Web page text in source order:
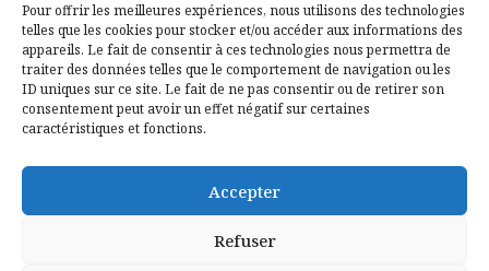
Pour offrir les meilleures expériences, nous utilisons des technologies
telles que les cookies pour stocker et/ou accéder aux informations des
appareils. Le fait de consentir à ces technologies nous permettra de
traiter des données telles que le comportement de navigation ou les
ID uniques sur ce site. Le fait de ne pas consentir ou de retirer son
consentement peut avoir un effet négatif sur certaines
caractéristiques et fonctions.
Accepter
Refuser
Mentions légales
Politique de confidentialité